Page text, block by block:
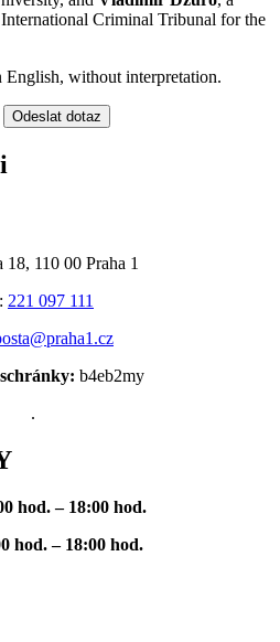
Criminal Tribunal for the
without interpretation.
Odeslat dotaz
110 00 Praha 1
221 097 111
b4eb2my
.
hod. – 18:00 hod.
hod. – 18:00 hod.